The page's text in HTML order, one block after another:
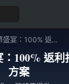
2026 WeSing 金幣盛宴：100% 返利指南與最優儲值方案
：100% 返
方案